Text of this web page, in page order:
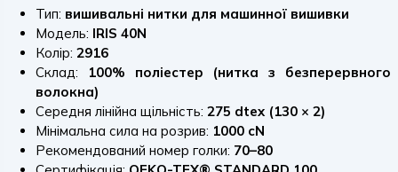
Тип: вишивальні нитки для машинної вишивки
Модель: IRIS 40N
Колір: 2916
Склад:
100% поліестер (нитка з безперервного
волокна)
Середня лінійна щільність: 275 dtex (130 × 2)
Мінімальна сила на розрив: 1000 cN
Рекомендований номер голки: 70–80